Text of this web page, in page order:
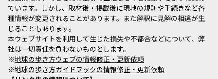
ています。しかし、取材後・掲載後に現地の規則や手続きなど各
種情報が変更されることがあります。また解釈に見解の相違が生
じることもあります。
本ウェブサイトを利用して生じた損失や不都合などについて、弊
社は一切責任を負わないものとします。
※地球の歩き方ウェブの情報修正・更新依頼
※地球の歩き方ガイドブックの情報修正・更新依頼